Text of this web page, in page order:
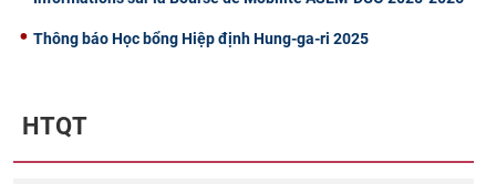
Thông báo Học bổng Hiệp định Hung-ga-ri 2025
HTQT